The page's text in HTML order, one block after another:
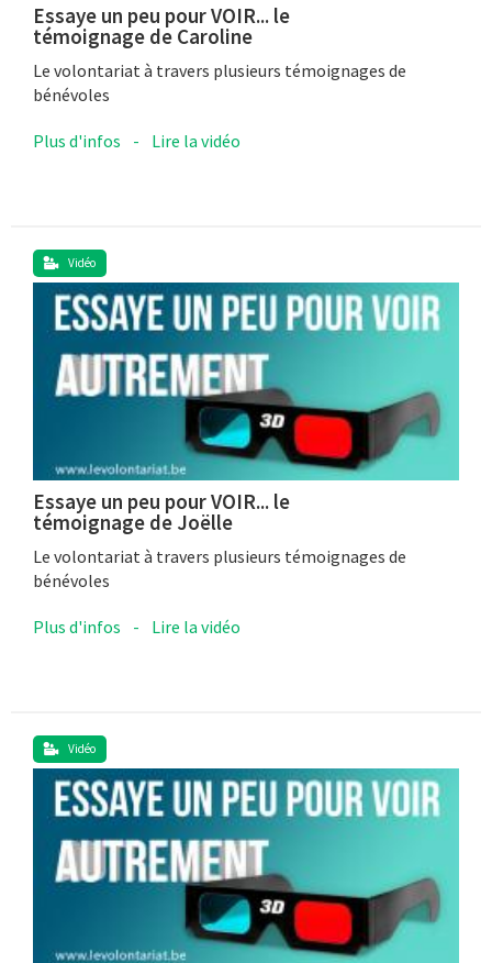
Essaye un peu pour VOIR... le
témoignage de Caroline
Le volontariat à travers plusieurs témoignages de
bénévoles
Plus d'infos - Lire la vidéo
Vidéo
Essaye un peu pour VOIR... le
témoignage de Joëlle
Le volontariat à travers plusieurs témoignages de
bénévoles
Plus d'infos - Lire la vidéo
Vidéo